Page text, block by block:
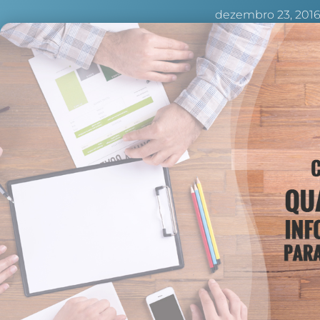
dezembro 23, 2016